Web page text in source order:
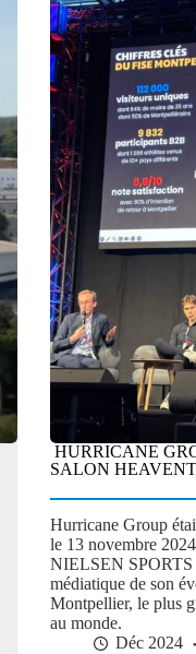
HURRICANE
SALON
Hurricane Group
le 13 novembre
NIELSEN SPORTS
médiatique de son
Montpellier, le plus
au monde.
Déc 2024